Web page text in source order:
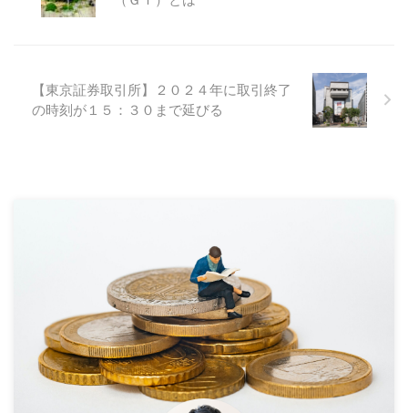
【東京証券取引所】２０２４年に取引終了
の時刻が１５：３０まで延びる